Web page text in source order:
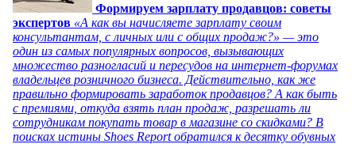
Формируем зарплату продавцов: советы
экспертов «А как вы начисляете зарплату своим
консультантам, с личных или с общих продаж?» — это
один из самых популярных вопросов, вызывающих
множество разногласий и пересудов на интернет-форумах
владельцев розничного бизнеса. Действительно, как же
правильно формировать заработок продавцов? А как быть
с премиями, откуда взять план продаж, разрешать ли
сотрудникам покупать товар в магазине со скидками? В
поисках истины Shoes Report обратился к десятку обувных